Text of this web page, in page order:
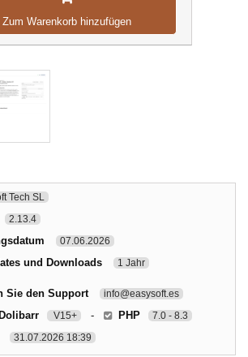
Zum Warenkorb hinzufügen
Tech SL
2.13.4
07.06.2026
und Downloads 1 Jahr
Sie den Support info@easysoft.es
V15+ - PHP 7.0 - 8.3
31.07.2026 18:39